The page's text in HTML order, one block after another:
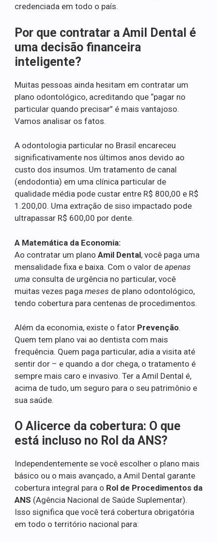
credenciada em todo o país.
Por que contratar a Amil Dental é
uma decisão financeira
inteligente?
Muitas pessoas ainda hesitam em contratar um
plano odontológico, acreditando que “pagar no
particular quando precisar” é mais vantajoso.
Vamos analisar os fatos.
A odontologia particular no Brasil encareceu
significativamente nos últimos anos devido ao
custo dos insumos. Um tratamento de canal
(endodontia) em uma clínica particular de
qualidade média pode custar entre R$ 800,00 e R$
1.200,00. Uma extração de siso impactado pode
ultrapassar R$ 600,00 por dente.
A Matemática da Economia:
Ao contratar um plano Amil Dental, você paga uma
mensalidade fixa e baixa. Com o valor de apenas
uma consulta de urgência no particular, você
muitas vezes paga meses de plano odontológico,
tendo cobertura para centenas de procedimentos.
Além da economia, existe o fator Prevenção.
Quem tem plano vai ao dentista com mais
frequência. Quem paga particular, adia a visita até
sentir dor – e quando a dor chega, o tratamento é
sempre mais caro e invasivo. Ter a Amil Dental é,
acima de tudo, um seguro para o seu patrimônio e
sua saúde.
O Alicerce da cobertura: O que
está incluso no Rol da ANS?
Independentemente se você escolher o plano mais
básico ou o mais avançado, a Amil Dental garante
cobertura integral para o Rol de Procedimentos da
ANS (Agência Nacional de Saúde Suplementar).
Isso significa que você terá cobertura obrigatória
em todo o território nacional para: